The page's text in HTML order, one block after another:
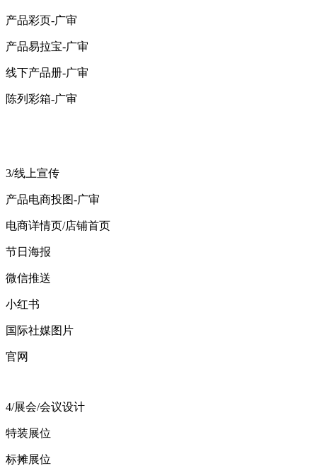
产品彩页-广审
产品易拉宝-广审
线下产品册-广审
陈列彩箱-广审
3/线上宣传
产品电商投图-广审
电商详情页/店铺首页
节日海报
微信推送
小红书
国际社媒图片
官网
4/展会/会议设计
特装展位
标摊展位